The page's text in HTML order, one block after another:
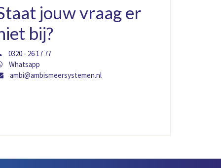
jouw vraag er
bij?
0320 - 26 17 77
Whatsapp
ambi@ambismeersystemen.nl